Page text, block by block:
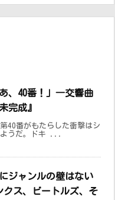
、40番！」―交響曲
完成』
40番がもたらした衝撃はシ
ようだ。ドキ ...
ジャンルの壁はない
ス、ビートルズ、そ